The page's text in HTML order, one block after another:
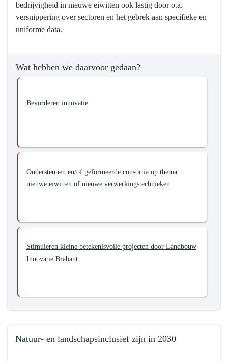
bedrijvigheid in nieuwe eiwitten ook lastig door o.a.
versnippering over sectoren en het gebrek aan specifieke en
uniforme data.
Wat hebben we daarvoor gedaan?
Bevorderen innovatie
Ondersteunen en/of geformeerde consortia op thema
nieuwe eiwitten of nieuwe verwerkingstechnieken
Stimuleren kleine betekenisvolle projecten door Landbouw
Innovatie Brabant
Natuur- en landschapsinclusief zijn in 2030